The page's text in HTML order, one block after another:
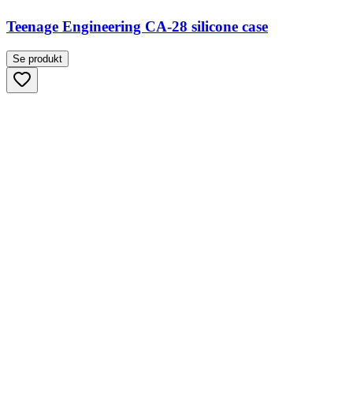
Teenage Engineering CA-28 silicone case
Se produkt